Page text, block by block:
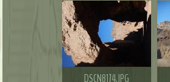
DSCN8174.JPG